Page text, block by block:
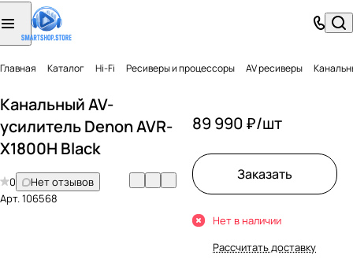
Главная Каталог Hi-Fi Ресиверы и процессоры AV ресиверы
Канальный AV-
усилитель Denon AVR-
X1800H Black
0
Нет отзывов
Арт.106568
89 990 ₽/шт
Заказать
Нет в наличии
Рассчитать доставку